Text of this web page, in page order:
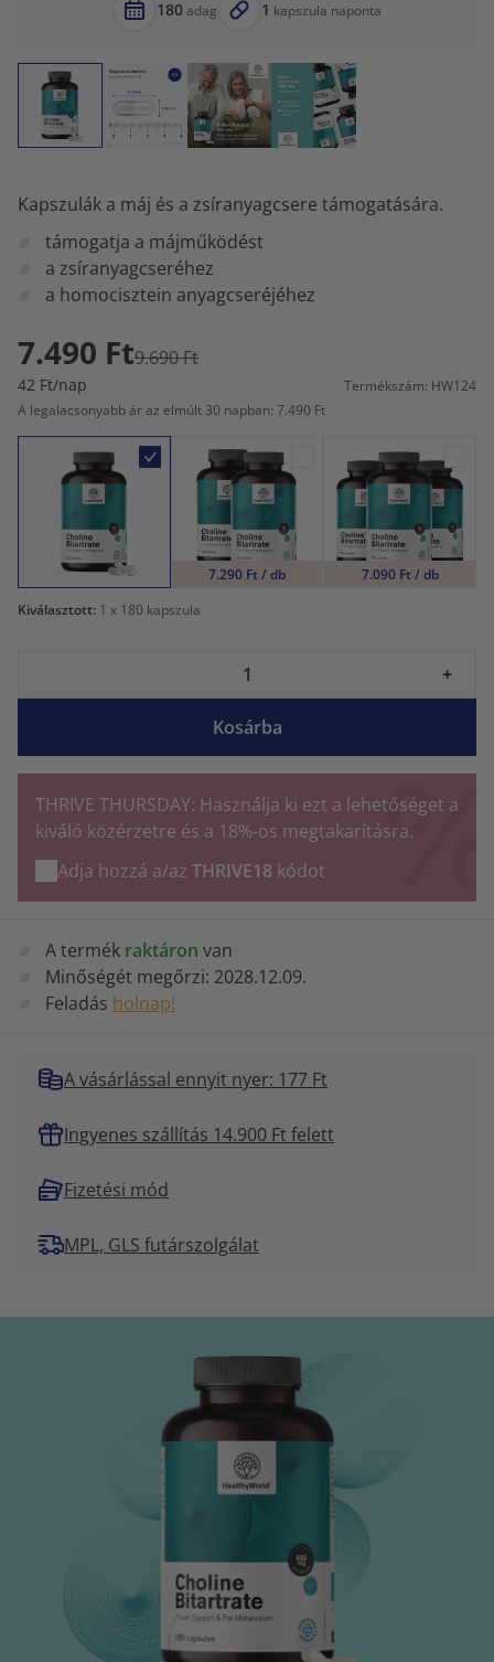
180adag 1 kapszula naponta
Kapszulák a máj és a zsíranyagcsere támogatására.
támogatja a májműködést
a zsíranyagcseréhez
a homocisztein anyagcseréjéhez
7.490 Ft9.690 Ft
42 Ft/nap
Termékszám: HW124
A legalacsonyabb ár az elmúlt 30 napban: 7.490 Ft
7.290 Ft / db
7.090 Ft / db
Kiválasztott: 1 x 180 kapszula
+
Kosárba
THRIVE THURSDAY: Használja ki ezt a lehetőséget a
kiváló közérzetre és a 18%-os megtakarításra.
Adja hozzá a/az THRIVE18 kódot
A termék raktáron van
Minőségét megőrzi: 2028.12.09.
Feladás holnap!
A vásárlással ennyit nyer: 177 Ft
Ingyenes szállítás 14.900 Ft felett
Fizetési mód
MPL, GLS futárszolgálat